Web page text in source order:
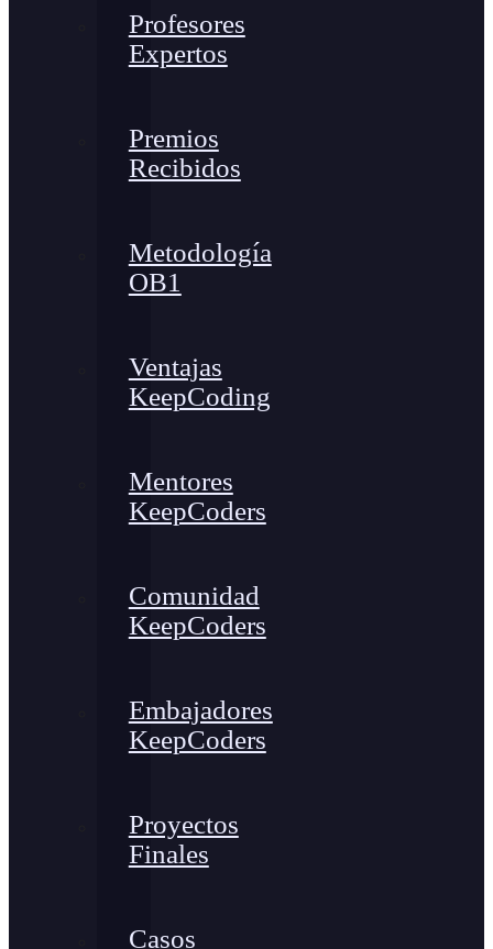
Profesores
Expertos
Premios
Recibidos
Metodología
OB1
Ventajas
KeepCoding
Mentores
KeepCoders
Comunidad
KeepCoders
Embajadores
KeepCoders
Proyectos
Finales
Casos